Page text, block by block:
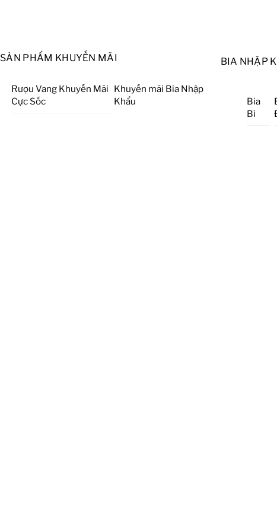
SẢN PHẨM KHUYẾN MÃI
Rượu Vang Khuyến Mãi
Cực Sốc
Khuyến mãi Bia Nhập
Khẩu
BIA NHẬP
Bia
Bỉ